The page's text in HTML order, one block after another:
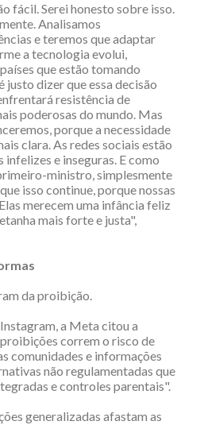
fácil. Serei honesto sobre isso.
Analisamos
e teremos que adaptar
a tecnologia evolui,
que estão tomando
justo dizer que essa decisão
resistência de
poderosas do mundo. Mas
porque a necessidade
clara. As redes sociais estão
e inseguras. E como
ministro, simplesmente
isso continue, porque nossas
merecem uma infância feliz
mais forte e justa",
da proibição.
a Meta citou a
correm o risco de
comunidades e informações
não regulamentadas que
e controles parentais".
generalizadas afastam as